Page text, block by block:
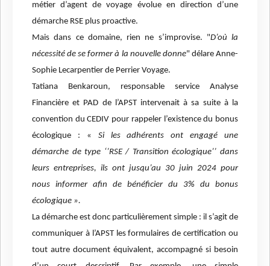
métier d’agent de voyage évolue en direction d’une
démarche RSE plus proactive.
Mais dans ce domaine, rien ne s’improvise. "D’où la
nécessité de se former à la nouvelle donne" délare Anne-
Sophie Lecarpentier de Perrier Voyage.
Tatiana Benkaroun, responsable service Analyse
Financière et PAD de l’APST intervenait à sa suite à la
convention du CEDIV pour rappeler l’existence du bonus
écologique : « Si les adhérents ont engagé une
démarche de type ‘’RSE / Transition écologique’’ dans
leurs entreprises, ils ont jusqu’au 30 juin 2024 pour
nous informer afin de bénéficier du 3% du bonus
écologique ».
La démarche est donc particulièrement simple : il s’agit de
communiquer à l’APST les formulaires de certification ou
tout autre document équivalent, accompagné si besoin